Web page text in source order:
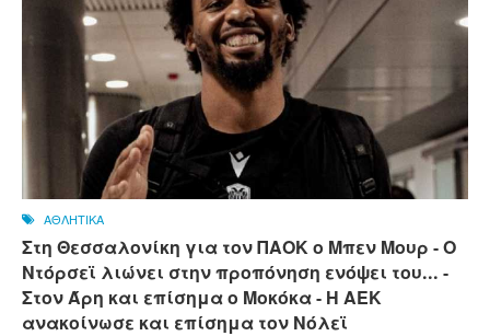
ΑΘΛΗΤΙΚΑ
Στη Θεσσαλονίκη για τον ΠΑΟΚ ο Μπεν Μουρ - Ο
Ντόρσεϊ λιώνει στην προπόνηση ενόψει του... -
Στον Άρη και επίσημα ο Μοκόκα - Η ΑΕΚ
ανακοίνωσε και επίσημα τον Νόλεϊ